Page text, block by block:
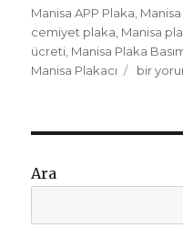
tarihi
Manisa APP Plaka,
cemiyet plaka, Manisa
ücreti, Manisa Plaka
Manisa Plakacı
Manisa
bir
Ara